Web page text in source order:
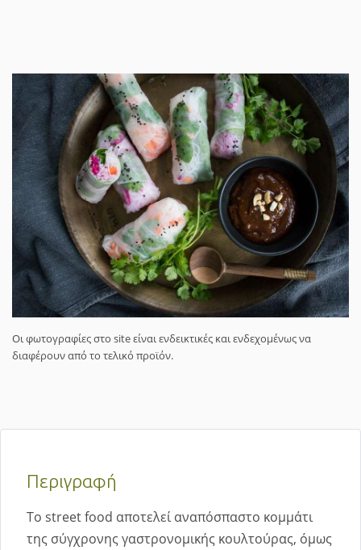
Οι φωτογραφίες στο site είναι ενδεικτικές και ενδεχομένως να
διαφέρουν από το τελικό προϊόν.
Περιγραφή
Το street food αποτελεί αναπόσπαστο κομμάτι
της σύγχρονης γαστρονομικής κουλτούρας, όμως